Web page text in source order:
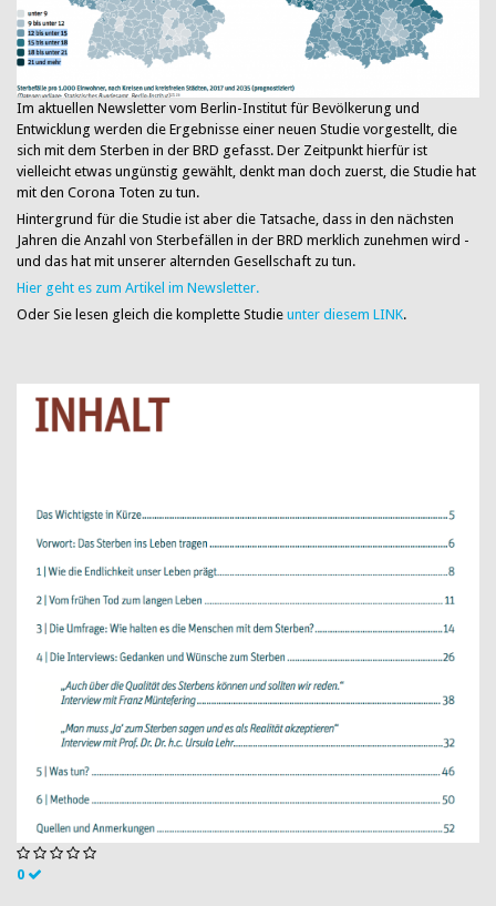
Im aktuellen Newsletter vom Berlin-Institut für Bevölkerung und
Entwicklung werden die Ergebnisse einer neuen Studie vorgestellt, die
sich mit dem Sterben in der BRD gefasst. Der Zeitpunkt hierfür ist
vielleicht etwas ungünstig gewählt, denkt man doch zuerst, die Studie hat
mit den Corona Toten zu tun.
Hintergrund für die Studie ist aber die Tatsache, dass in den nächsten
Jahren die Anzahl von Sterbefällen in der BRD merklich zunehmen wird -
und das hat mit unserer alternden Gesellschaft zu tun.
Hier geht es zum Artikel im Newsletter.
Oder Sie lesen gleich die komplette Studie unter diesem LINK.
0